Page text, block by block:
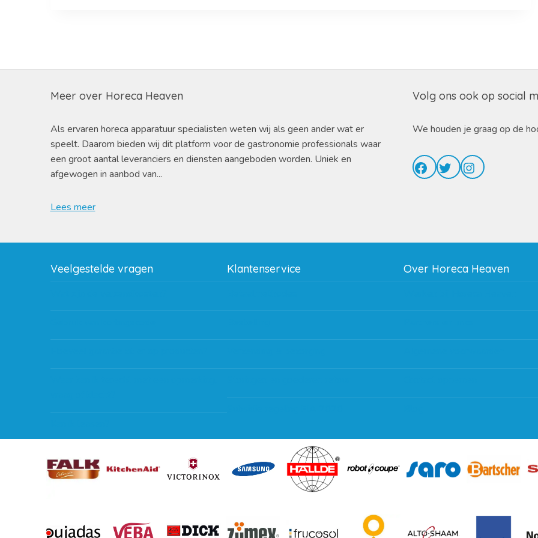
Meer over Horeca Heaven
Als ervaren horeca apparatuur specialisten weten wij als geen ander wat er
speelt. Daarom bieden wij dit platform voor de gastronomie professionals waar
een groot aantal leveranciers en diensten aangeboden worden. Uniek en
afgewogen in aanbod van...
Lees meer
Volg ons ook op social
We houden je graag op de
Facebook
TwitterInstagram
Veelgestelde vragen Klantenservice
Subsidie regeling EIA 2020
Over Horeca Heaven